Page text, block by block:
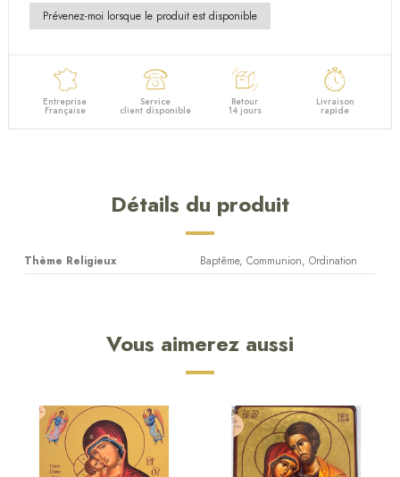
Entreprise
Française
Service
client disponible
Retour
14 jours
Livraison
rapide
Détails du produit
Thème Religieux Baptême, Communion, Ordination
Vous aimerez aussi